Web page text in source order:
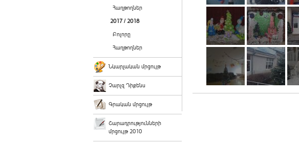
Հաղթողներ
2017 / 2018
Բոլորը
Հաղթողներ
Նկարչական մրցույթ
Չարլզ Դիքենս
Գրական մրցույթ
Շարադրությունների
մրցույթ 2010